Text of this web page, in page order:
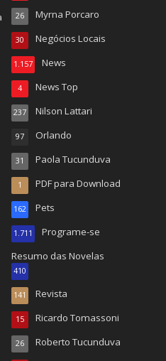
Myrna Porcaro
26
Negócios Locais
30
News
1.157
News Top
4
Nilson Lattari
237
Orlando
97
Paola Tucunduva
31
PDF para Download
1
Pets
162
Programe-se
1.711
Resumo das Novelas
410
Revista
141
Ricardo Tomassoni
15
Roberto Tucunduva
26